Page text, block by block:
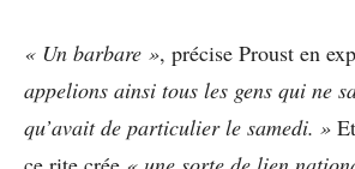
« Un barbare », précise Proust en
appelions ainsi tous les gens qui ne
qu’avait de particulier le samedi. »